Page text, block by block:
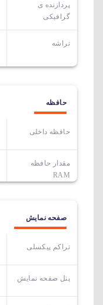
پردازنده ی
گرافیکی
تراشه
حافظه
حافظه داخلی
مقدار حافظه
RAM
صفحه نمایش
تراکم پیکسلی
پنل صفحه نمایش